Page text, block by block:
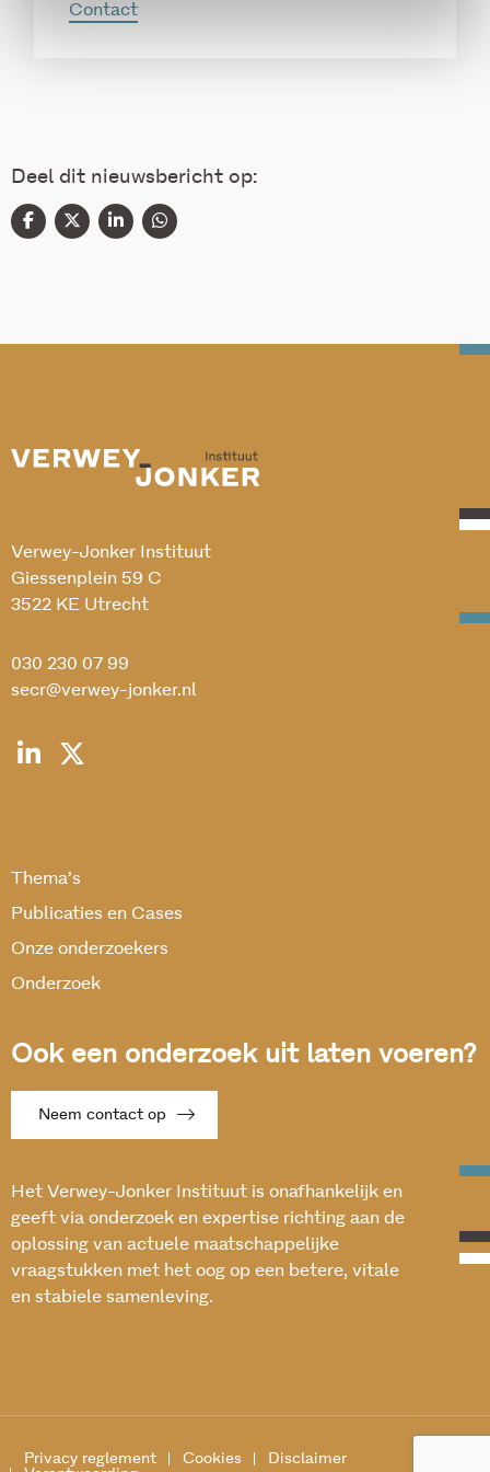
Contact
Deel dit nieuwsbericht op:
Verwey-Jonker Instituut
Giessenplein 59 C
3522 KE Utrecht
030 230 07 99
secr@verwey-jonker.nl
Thema’s
Publicaties en Cases
Onze onderzoekers
Onderzoek
Ook een onderzoek uit laten voeren?
Neem contact op
Het Verwey-Jonker Instituut is onafhankelijk en
geeft via onderzoek en expertise richting aan de
oplossing van actuele maatschappelijke
vraagstukken met het oog op een betere, vitale
en stabiele samenleving.
Privacy reglement Cookies
Disclaimer